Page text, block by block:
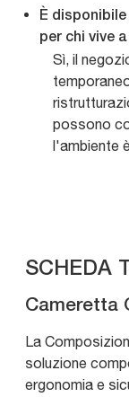
È
per chi vive
Sì, il
possono
l'ambiente
SCHEDA
Cameretta
La
soluzione
ergonomia e